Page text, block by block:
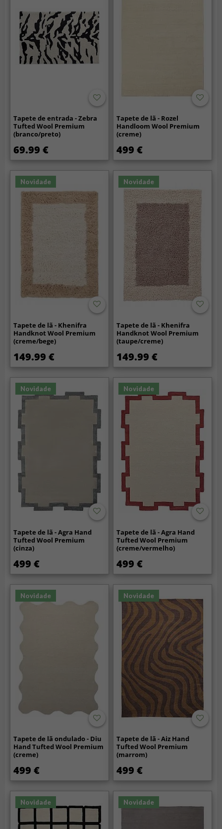
Tapete de entrada - Zebra
Tufted Wool Premium
(branco/preto)
69.99 €
Tapete de lã - Rozel
Handloom Wool Premium
(creme)
499 €
Novidade
Tapete de lã - Khenifra
Handknot Wool Premium
(creme/bege)
149.99 €
Novidade
Tapete de lã - Khenifra
Handknot Wool Premium
(taupe/creme)
149.99 €
Novidade
Tapete de lã - Agra Hand
Tufted Wool Premium
(cinza)
499 €
Novidade
Tapete de lã - Agra Hand
Tufted Wool Premium
(creme/vermelho)
499 €
Novidade
Tapete de lã ondulado - Diu
Hand Tufted Wool Premium
(creme)
499 €
Novidade
Tapete de lã - Aiz Hand
Tufted Wool Premium
(marrom)
499 €
Novidade Novidade